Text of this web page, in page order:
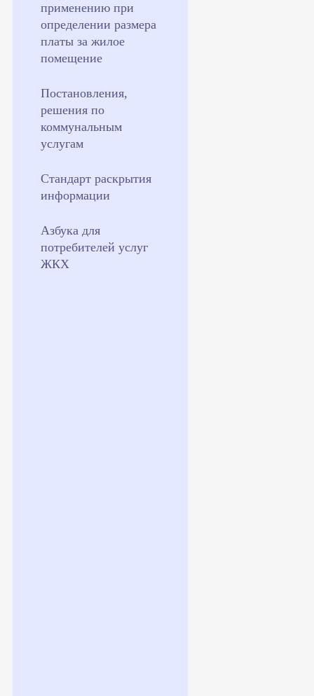
применению при
определении размера
платы за жилое
помещение
Постановления,
решения по
коммунальным
услугам
Стандарт раскрытия
информации
Азбука для
потребителей услуг
ЖКХ